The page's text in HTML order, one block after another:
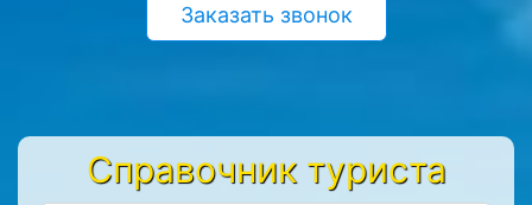
Заказать звонок
Справочник туриста